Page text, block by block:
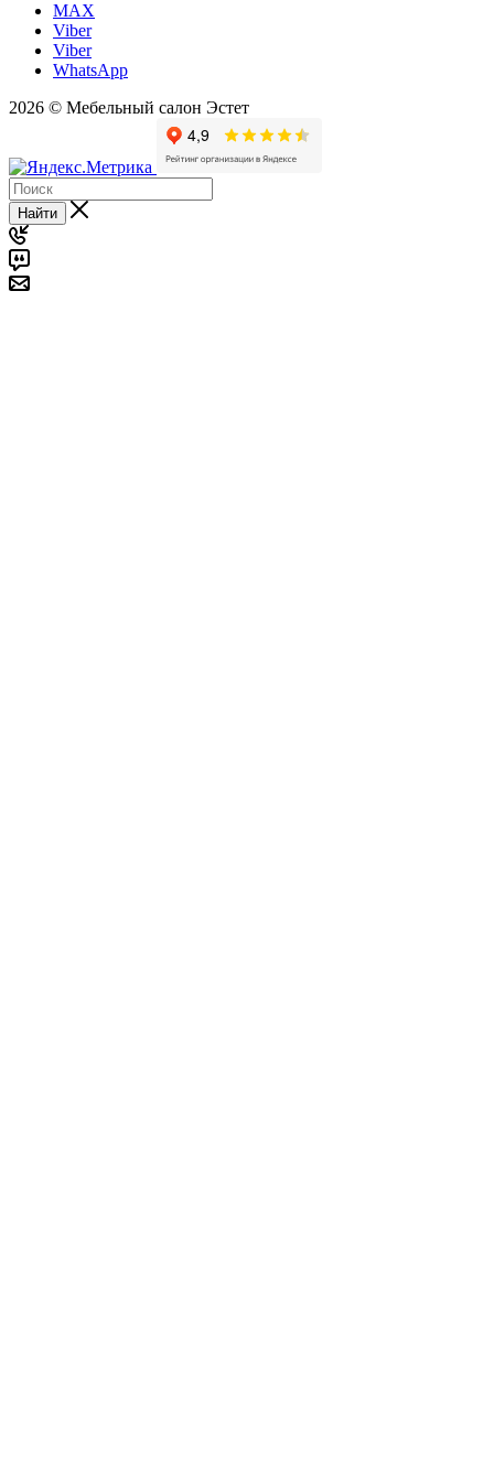
MAX
Viber
Viber
WhatsApp
2026 © Мебельный салон Эстет
Найти